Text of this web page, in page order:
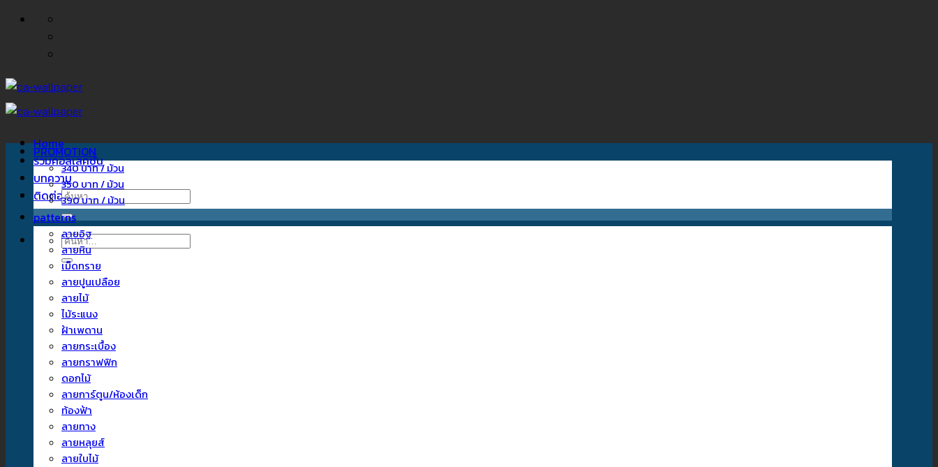
ข้าม
Home
รวมคอลเลคชั่น
บทความ
ติดต่อเรา
ค้นหา:
ค้นหา:
PROMOTION
340 บาท / ม้วน
350 บาท / ม้วน
390 บาท / ม้วน
patterns
ลายอิฐ
ลายหิน
เม็ดทราย
ลายปูนเปลือย
ลายไม้
ไม้ระแนง
ฝ้าเพดาน
ลายกระเบื้อง
ลายกราฟฟิก
ดอกไม้
ลายการ์ตูน/ห้องเด็ก
ท้องฟ้า
ลายทาง
ลายหลุยส์
ลายใบไม้